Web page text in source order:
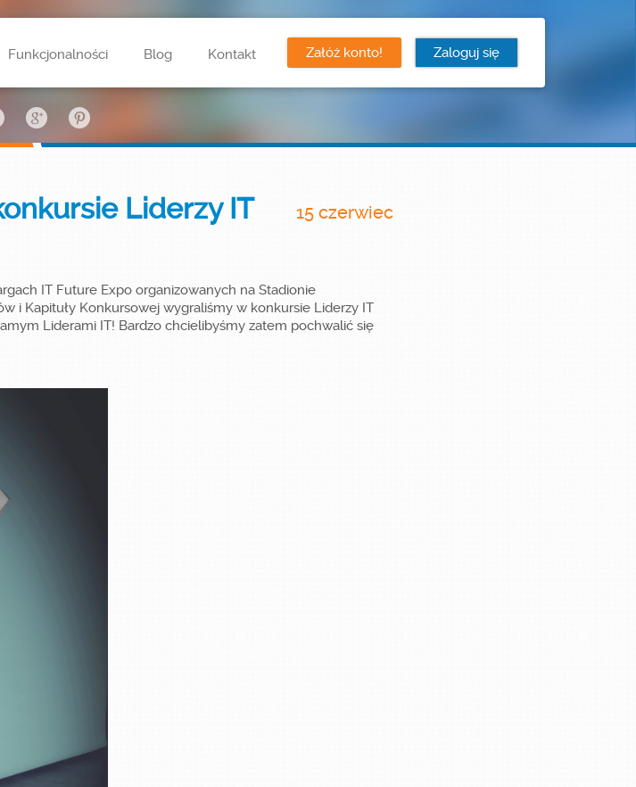
Funkcjonalności Blog Kontakt Załóż konto! Zaloguj się
15 czerwiec
Liderzy IT
IT Future Expo organizowanych na Stadionie
i Kapituły Konkursowej wygraliśmy w konkursie Liderzy IT
Liderami IT! Bardzo chcielibyśmy zatem pochwalić się